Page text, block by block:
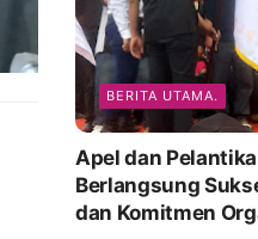
BERITA UTAMA.
Apel dan
Berlangsung
dan Komitmen